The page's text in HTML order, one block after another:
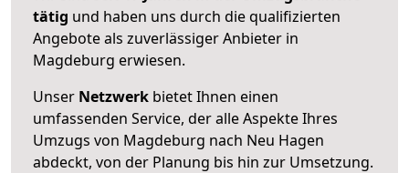
tätig und haben uns durch die qualifizierten
Angebote als zuverlässiger Anbieter in
Magdeburg erwiesen.
Unser Netzwerk bietet Ihnen einen
umfassenden Service, der alle Aspekte Ihres
Umzugs von Magdeburg nach Neu Hagen
abdeckt, von der Planung bis hin zur Umsetzung.